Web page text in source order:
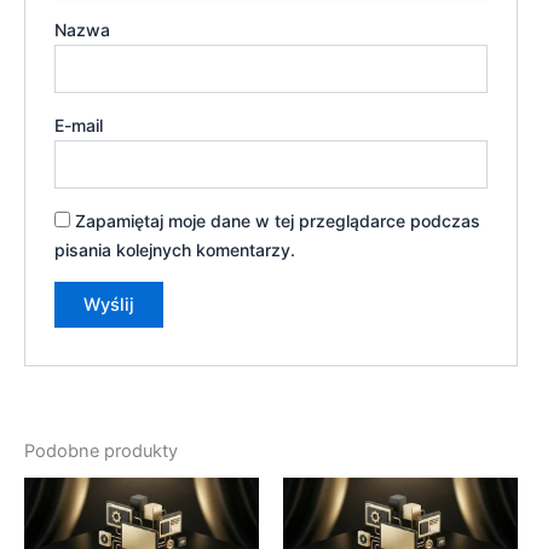
Nazwa
E-mail
Zapamiętaj moje dane w tej przeglądarce podczas
pisania kolejnych komentarzy.
Podobne produkty